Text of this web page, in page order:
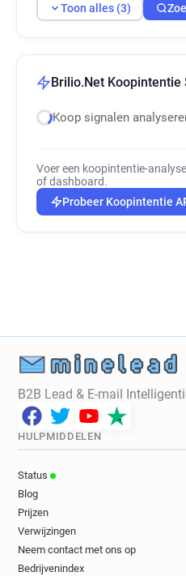
Toon alles (3)
Brilio.Net Koopintentie
Koop signalen
Voer een koopintentie-
of dashboard.
Probeer Koopintentie
B2B Lead & E-mail
HULPMIDDELEN
Status
Blog
Prijzen
Verwijzingen
Neem contact met ons op
Bedrijvenindex